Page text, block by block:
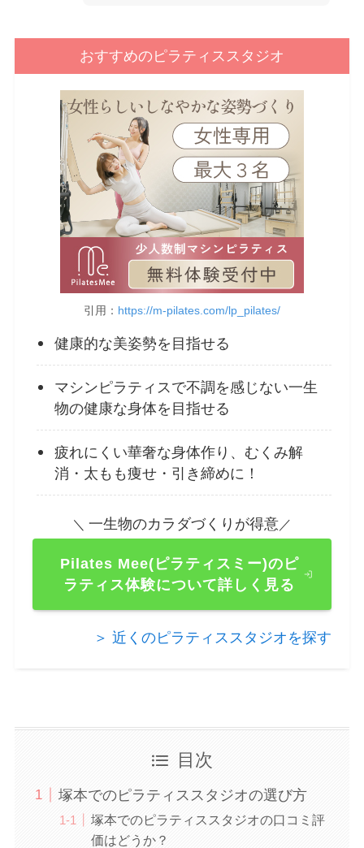
おすすめのピラティススタジオ
引用： https://m-pilates.com/lp_pilates/
健康的な美姿勢を目指せる
マシンピラティスで不調を感じない一生
物の健康な身体を目指せる
疲れにくい華奢な身体作り、むくみ解
消・太もも痩せ・引き締めに！
＼ 一生物のカラダづくりが得意 ／
Pilates Mee(ピラティスミー)のピ
ラティス体験について詳しく見る
＞ 近くのピラティススタジオを探す
目次
塚本でのピラティススタジオの選び方
塚本でのピラティススタジオの口コミ評
価はどうか？